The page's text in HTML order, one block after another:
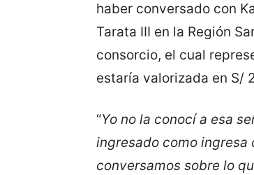
haber conversado con
Tarata III en la Región
consorcio, el cual
estaría valorizada en S/
“Yo no la conocí a esa
ingresado como ingresa
conversamos sobre lo